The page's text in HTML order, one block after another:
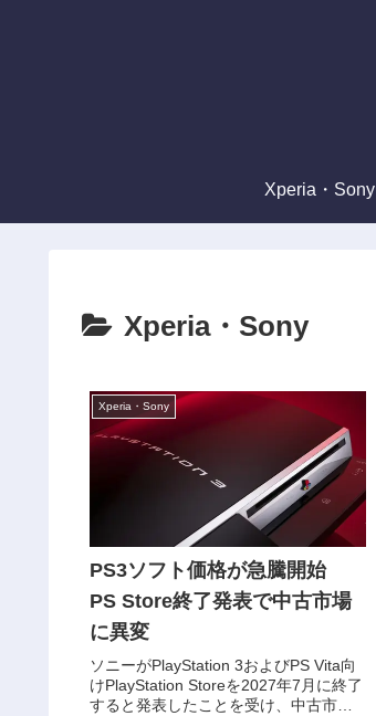
Xperia・Sony
Xperia・Sony
Xperia・Sony
PS3ソフト価格が急騰開始
PS Store終了発表で中古市場
に異変
ソニーがPlayStation 3およびPS Vita向
けPlayStation Storeを2027年7月に終了
すると発表したことを受け、中古市場